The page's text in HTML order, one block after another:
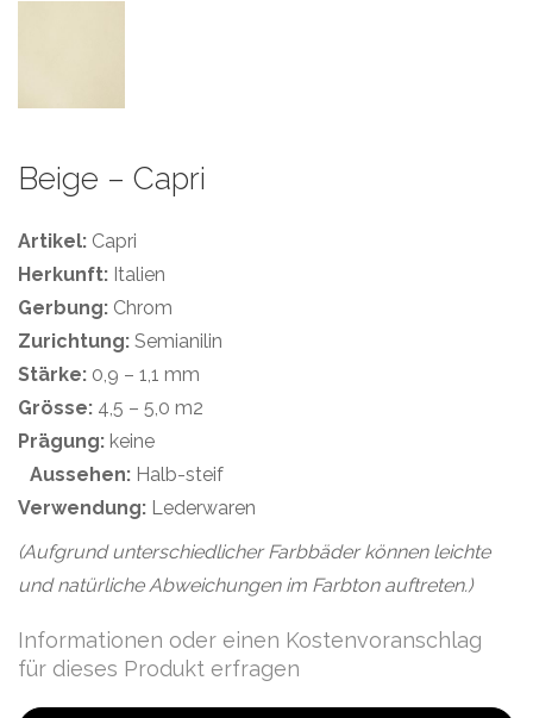
Beige – Capri
Artikel: Capri
Herkunft: Italien
Gerbung: Chrom
Zurichtung: Semianilin
Stärke: 0,9 – 1,1 mm
Grösse: 4,5 – 5,0 m2
Prägung: keine
Aussehen: Halb-steif
Verwendung: Lederwaren
(Aufgrund unterschiedlicher Farbbäder können leichte
und natürliche Abweichungen im Farbton auftreten.)
Informationen oder einen Kostenvoranschlag
für dieses Produkt erfragen